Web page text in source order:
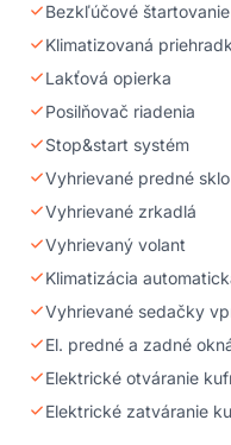
Bezkľúčové štartovanie
Klimatizovaná
Lakťová opierka
Posilňovač riadenia
Stop&start systém
Vyhrievané predné sklo
Vyhrievané zrkadlá
Vyhrievaný volant
Klimatizácia
Vyhrievané sedačky
El. predné a zadné
Elektrické otváranie
Elektrické zatváranie